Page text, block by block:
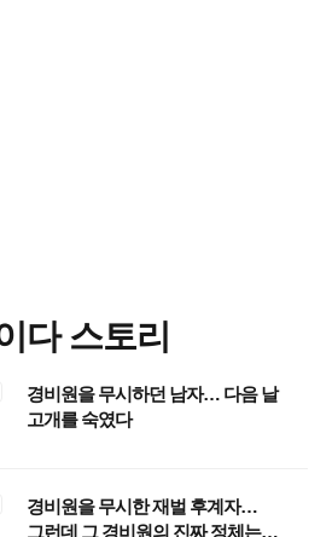
다 스토리
경비원을 무시하던 남자… 다음 날
고개를 숙였다
경비원을 무시한 재벌 후계자…
그런데 그 경비원의 진짜 정체는